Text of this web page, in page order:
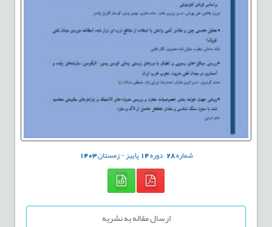
شماره28 دوره14پاییز - زمستان1403
ارسال مقاله به نشریه